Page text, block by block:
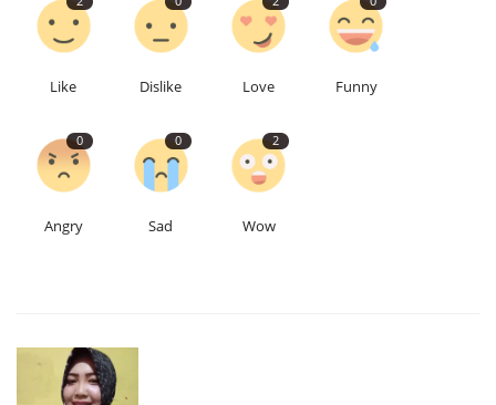
Like Dislike Love Funny
0
Angry
0
Sad
2
Wow